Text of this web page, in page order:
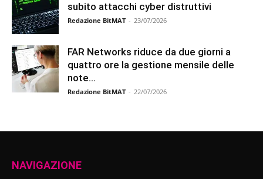
subito attacchi cyber distruttivi
Redazione BitMAT - 23/07/2026
FAR Networks riduce da due giorni a
quattro ore la gestione mensile delle
note...
Redazione BitMAT - 22/07/2026
NAVIGAZIONE